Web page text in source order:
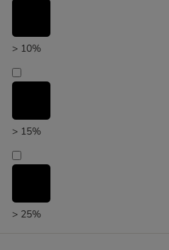
Plaqueoff
Purizon
Rosies Farm
Sammy`s
Trixie
Tubidog
> 10%
> 15%
> 25%